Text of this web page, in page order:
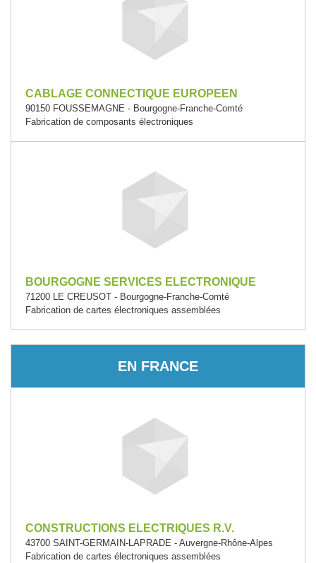
CABLAGE CONNECTIQUE EUROPEEN
90150 FOUSSEMAGNE - Bourgogne-Franche-Comté
Fabrication de composants électroniques
BOURGOGNE SERVICES ELECTRONIQUE
71200 LE CREUSOT - Bourgogne-Franche-Comté
Fabrication de cartes électroniques assemblées
EN FRANCE
CONSTRUCTIONS ELECTRIQUES R.V.
43700 SAINT-GERMAIN-LAPRADE - Auvergne-Rhône-Alpes
Fabrication de cartes électroniques assemblées